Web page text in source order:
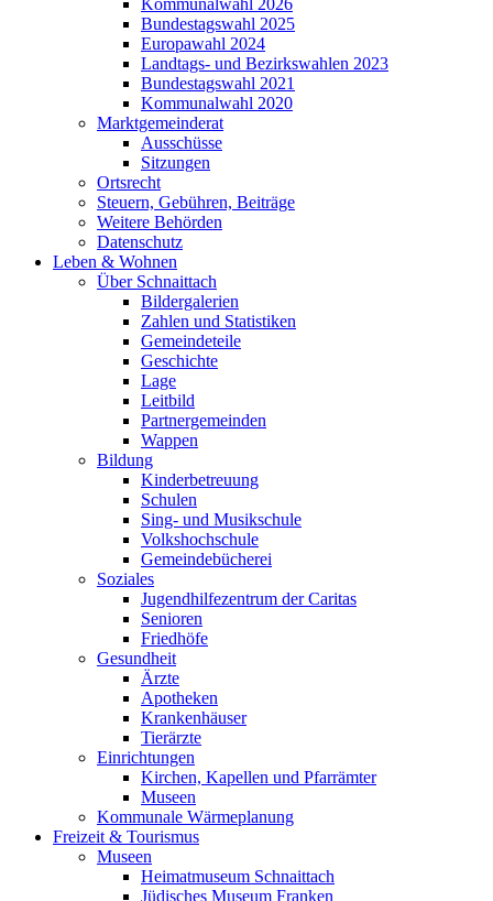
Kommunalwahl 2026
Bundestagswahl 2025
Europawahl 2024
Landtags- und Bezirkswahlen 2023
Bundestagswahl 2021
Kommunalwahl 2020
Marktgemeinderat
Ausschüsse
Sitzungen
Ortsrecht
Steuern, Gebühren, Beiträge
Weitere Behörden
Datenschutz
Leben & Wohnen
Über Schnaittach
Bildergalerien
Zahlen und Statistiken
Gemeindeteile
Geschichte
Lage
Leitbild
Partnergemeinden
Wappen
Bildung
Kinderbetreuung
Schulen
Sing- und Musikschule
Volkshochschule
Gemeindebücherei
Soziales
Jugendhilfezentrum der Caritas
Senioren
Friedhöfe
Gesundheit
Ärzte
Apotheken
Krankenhäuser
Tierärzte
Einrichtungen
Kirchen, Kapellen und Pfarrämter
Museen
Kommunale Wärmeplanung
Freizeit & Tourismus
Museen
Heimatmuseum Schnaittach
Jüdisches Museum Franken